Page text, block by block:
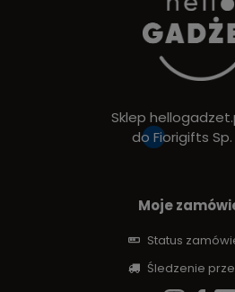
Sklep
do Fiorigifts Sp.
Moje
Status
Śledzenie